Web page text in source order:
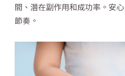
間、潛在副作用和成功率。安
節奏。